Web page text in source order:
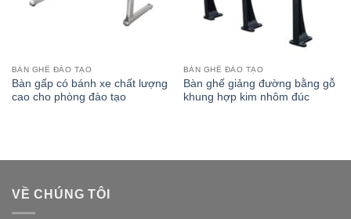
BÀN GHẾ ĐÀO TẠO
Bàn gấp có bánh xe chất lượng
cao cho phòng đào tạo
BÀN GHẾ ĐÀO TẠO
Bàn ghế giảng đường bằng gỗ
khung hợp kim nhôm đúc
VỀ CHÚNG TÔI